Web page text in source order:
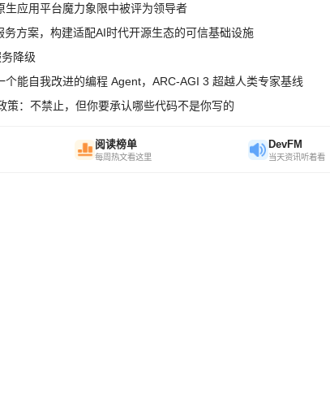
应用平台魔力象限中被评为领导者
方案，构建适配AI时代开源生态的可信基础设施
降级
个能自我改进的编程 Agent，ARC-AGI 3 超越人类专家基线
策：不禁止，但你要承认哪些代码不是你写的
阅读榜单
每周热文看这里
DevFM
当天资讯听着看